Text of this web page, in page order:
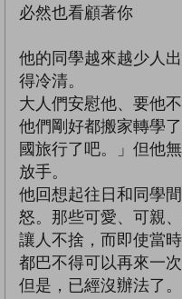
必然也看顧著你
他的同學越來越少人
得冷清。
大人們安慰他、要他
他們剛好都搬家轉學
國旅行了吧。」但他
放手。
他回想起往日和同學
怒。那些可愛、可親
讓人不捨，而即使當
都巴不得可以再來一
但是，已經沒辦法了。